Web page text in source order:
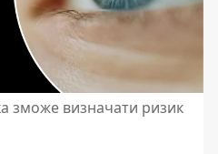
зможе визначати ризик